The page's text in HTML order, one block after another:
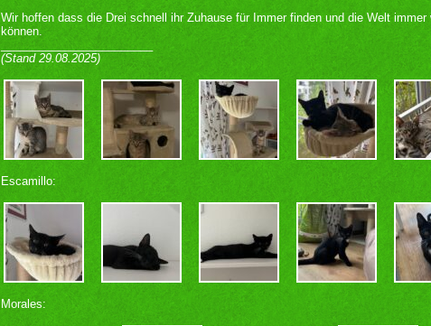
Wir hoffen dass die Drei schnell ihr Zuhause für Immer finden und die Welt immer
können.
________________________
(Stand 29.08.2025)
Escamillo:
Morales: